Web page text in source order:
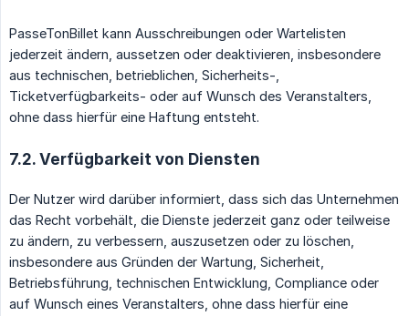
PasseTonBillet kann Ausschreibungen oder Wartelisten
jederzeit ändern, aussetzen oder deaktivieren, insbesondere
aus technischen, betrieblichen, Sicherheits-,
Ticketverfügbarkeits- oder auf Wunsch des Veranstalters,
ohne dass hierfür eine Haftung entsteht.
7.2. Verfügbarkeit von Diensten
Der Nutzer wird darüber informiert, dass sich das Unternehmen
das Recht vorbehält, die Dienste jederzeit ganz oder teilweise
zu ändern, zu verbessern, auszusetzen oder zu löschen,
insbesondere aus Gründen der Wartung, Sicherheit,
Betriebsführung, technischen Entwicklung, Compliance oder
auf Wunsch eines Veranstalters, ohne dass hierfür eine